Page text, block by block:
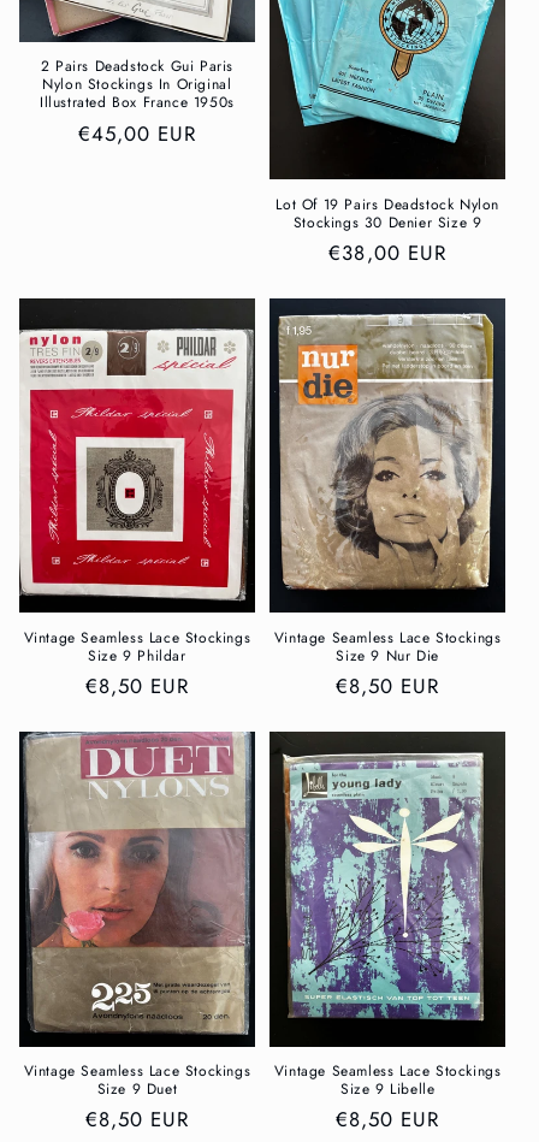
2 Pairs Deadstock Gui Paris
Nylon Stockings In Original
Illustrated Box France 1950s
Normaler
€45,00 EUR
Lot Of 19 Pairs Deadstock Nylon
Stockings 30 Denier Size 9
Normaler
€38,00 EUR
Vintage Seamless Lace Stockings
Size 9 Phildar
Normaler
€8,50 EUR
Vintage Seamless Lace Stockings
Size 9 Nur Die
Normaler
€8,50 EUR
Vintage Seamless Lace Stockings
Size 9 Duet
Normaler
€8,50 EUR
Vintage Seamless Lace Stockings
Size 9 Libelle
Normaler
€8,50 EUR